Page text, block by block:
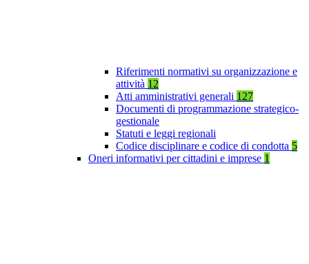
Riferimenti normativi su organizzazione e
attività 12
Atti amministrativi generali 127
Documenti di programmazione strategico-
gestionale
Statuti e leggi regionali
Codice disciplinare e codice di condotta 5
Oneri informativi per cittadini e imprese 1